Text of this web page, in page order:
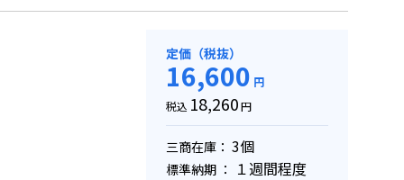
定価（税抜）
16,600 円
税込 18,260円
三商在庫： 3個
標準納期 ： １週間程度